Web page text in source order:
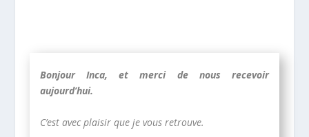
Bonjour Inca, et merci de nous recevoir
aujourd’hui.
C’est avec plaisir que je vous retrouve.